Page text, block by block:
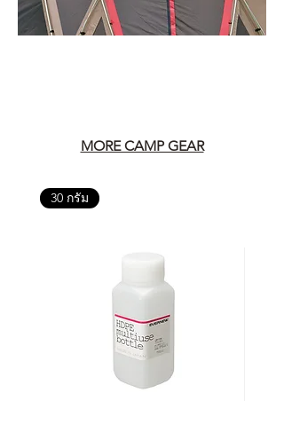
ประกันสินค้าจากตัวแทนจำหน่าย
อย่างเป็นทางการหรือไม่ เพื่อให้คุณ
ในอุปกรณ์ที่คุณรัก มีคุณค่าอย่าง
เลือกซื้อกับ CAMP STUDIO หรือร้าน
ประสบการณ์ที่สมบูรณ์แบบในระยะ
อ่านต่อเรื่องการรับประกันสินค้าได้
https://www.campstudio.co.th/
MORE CAMP GEAR
30 กรัม